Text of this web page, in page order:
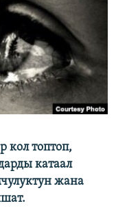
кол топтоп,
катаал
жана